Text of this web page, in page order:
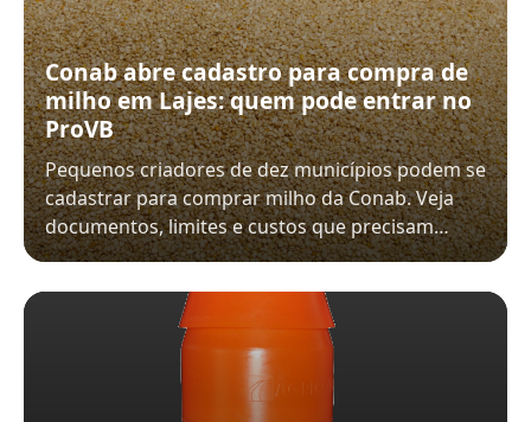
Conab abre cadastro para compra de
milho em Lajes: quem pode entrar no
ProVB
Pequenos criadores de dez municípios podem se
cadastrar para comprar milho da Conab. Veja
documentos, limites e custos que precisam…